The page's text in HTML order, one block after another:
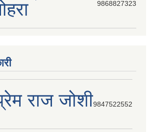
9868827323
राज जोशी9847522552